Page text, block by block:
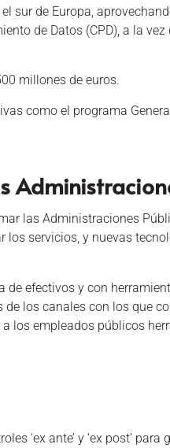
el sur de Europa,
de Datos (CPD), a la vez
millones de euros.
como el programa
las Administraciones
servicios, y nuevas
efectivos y con
los canales con los que
los empleados públicos
‘ex ante’ y ‘ex post’